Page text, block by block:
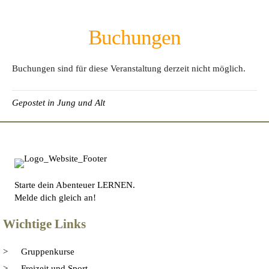
Buchungen
Buchungen sind für diese Veranstaltung derzeit nicht möglich.
Gepostet in Jung und Alt
Starte dein Abenteuer LERNEN.
Melde dich gleich an!
Wichtige Links
Gruppenkurse